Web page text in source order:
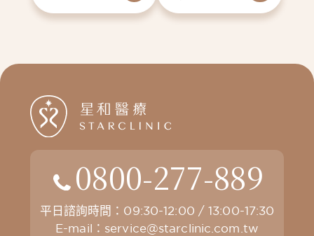
0800-277-889
平日諮詢時間：09:30-12:00 / 13:00-17:30
E-mail： service@starclinic.com.tw